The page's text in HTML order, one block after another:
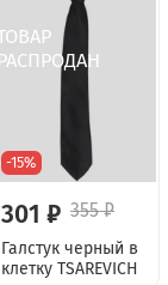
-15%
301 ₽ 355 ₽
Галстук черный в
клетку TSAREVICH